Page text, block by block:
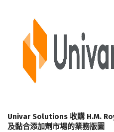
Univar Solutions 收購 H.M.
及黏合添加劑市場的業務版圖